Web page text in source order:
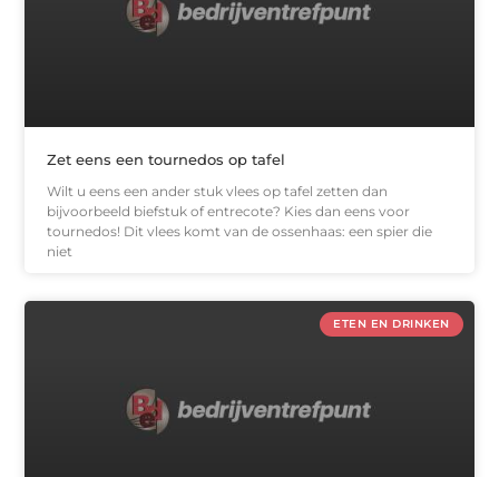
Zet eens een tournedos op tafel
Wilt u eens een ander stuk vlees op tafel zetten dan
bijvoorbeeld biefstuk of entrecote? Kies dan eens voor
tournedos! Dit vlees komt van de ossenhaas: een spier die
niet
ETEN EN DRINKEN